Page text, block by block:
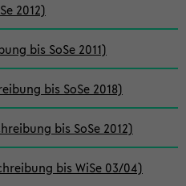
2012)
bis SoSe 2011)
bis SoSe 2018)
bis SoSe 2012)
bis WiSe 03/04)